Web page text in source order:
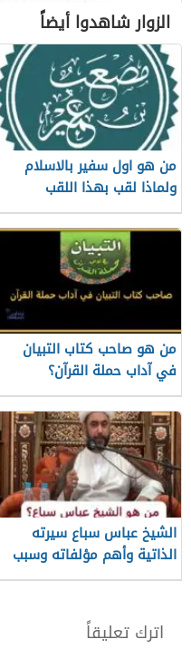
الزوار شاهدوا أيضاً
من هو اول سفير بالاسلام
ولماذا لقب بهذا اللقب
من هو صاحب كتاب التبيان
في آداب حملة القرآن؟
الشيخ عباس سباع سيرته
الذاتية وأهم مؤلفاته وسبب
وفاته
اترك تعليقاً